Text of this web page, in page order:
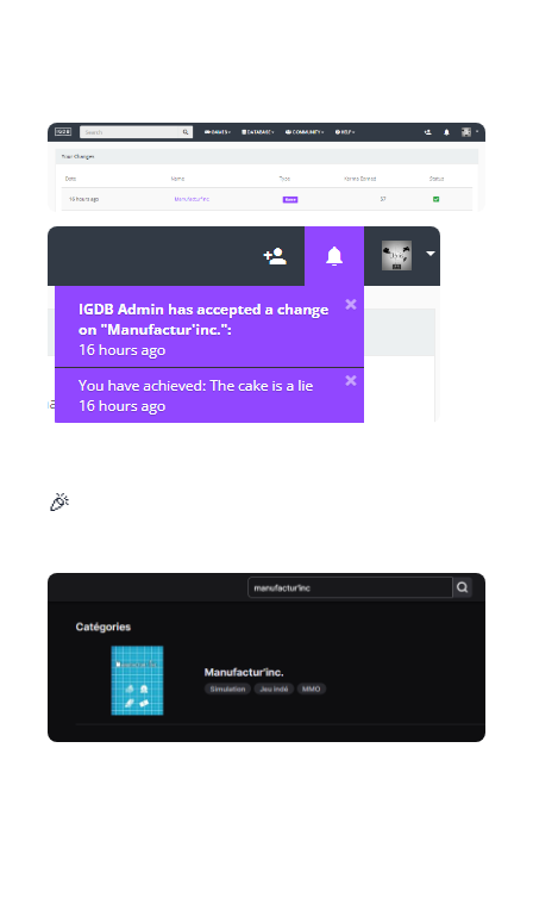
Et vous devriez être en capacité de voir votre catégorie Twitch maintenant ! 🎉